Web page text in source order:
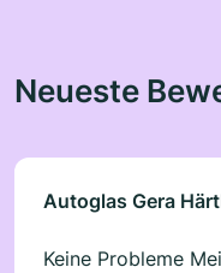
Neueste
Autoglas Gera
Keine Probleme Mein Reifen wurde entsorgt Wie